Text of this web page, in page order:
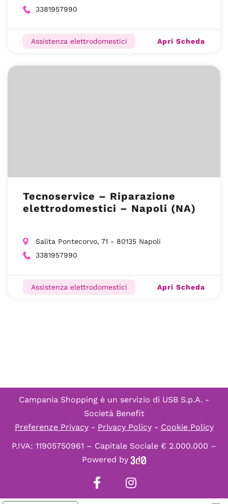
3381957990
Assistenza elettrodomestici Apri Scheda
Tecnoservice – Riparazione
elettrodomestici – Napoli (NA)
Salita Pontecorvo, 71 - 80135 Napoli
3381957990
Assistenza elettrodomestici Apri Scheda
Campania Shopping è un servizio di USB S.p.A. -
Società Benefit
Preferenze Privacy- Privacy Policy- Cookie Policy
P.IVA: 11905750961 – Capitale Sociale € 2.000.000 –
Powered by